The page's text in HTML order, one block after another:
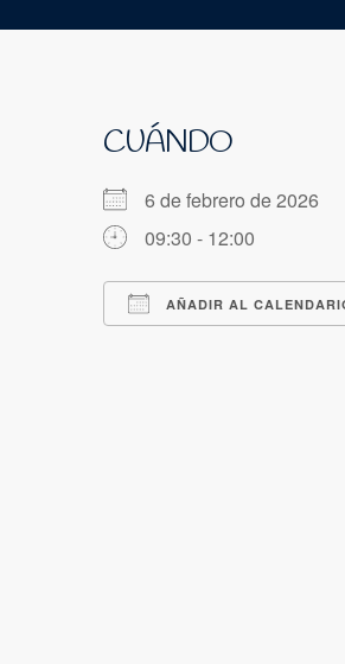
CUÁNDO
6 de febrero de 2026
09:30 - 12:00
AÑADIR AL